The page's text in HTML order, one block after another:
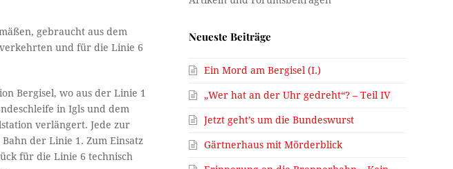
gebraucht aus dem
und für die Linie 6
Bergisel, wo aus der Linie 1
in Igls und dem
verlängert. Jede zur
der Linie 1. Zum Einsatz
für die Linie 6 technisch
Neueste Beiträge
Ein Mord am Bergisel (I.)
„Wer hat an der Uhr gedreht“? – Teil IV
Jetzt geht’s um die Bundeswurst
Gärtnerhaus mit Mörderblick